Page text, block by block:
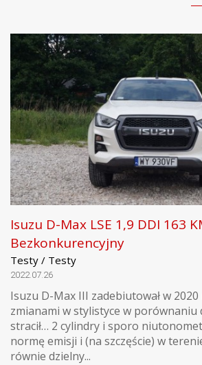
Isuzu D-Max LSE 1,9 DDI 163
Bezkonkurencyjny
Testy / Testy
2022.07.26
Isuzu D-Max III zadebiutował w
zmianami w stylistyce w
stracił… 2 cylindry i sporo
normę emisji i (na szczęście) w
równie dzielny...